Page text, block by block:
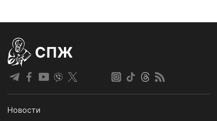
СПЖ
Новости